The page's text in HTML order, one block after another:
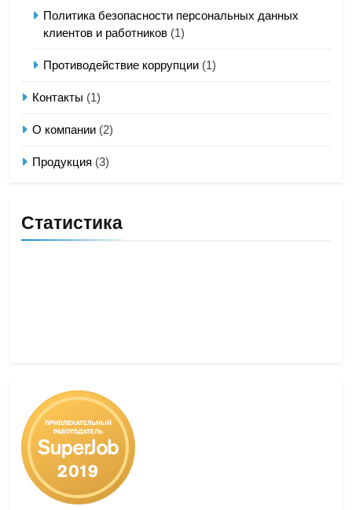
Политика безопасности персональных данных
клиентов и работников (1)
Противодействие коррупции (1)
Контакты (1)
О компании (2)
Продукция (3)
Статистика